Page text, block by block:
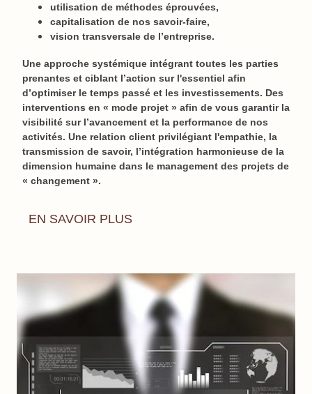
utilisation de méthodes éprouvées,
capitalisation de nos savoir-faire,
vision transversale de l’entreprise.
Une approche systémique intégrant toutes les parties
prenantes et ciblant l’action sur l'essentiel afin
d’optimiser le temps passé et les investissements. Des
interventions en « mode projet » afin de vous garantir la
visibilité sur l’avancement et la performance de nos
activités. Une relation client privilégiant l'empathie, la
transmission de savoir, l’intégration harmonieuse de la
dimension humaine dans le management des projets de
« changement ».
EN SAVOIR PLUS